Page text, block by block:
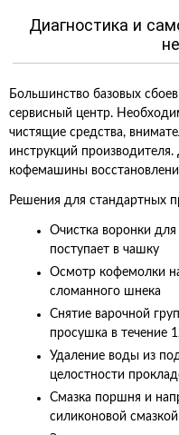
Диагностика и
Большинство базовых
сервисный центр.
чистящие средства,
инструкций
кофемашины
Решения для стандартных
Очистка воронки
поступает в чашку
Осмотр кофемолки
сломанного шнека
Снятие варочной
просушка в течение
Удаление воды из
целостности
Смазка поршня и
силиконовой смазкой